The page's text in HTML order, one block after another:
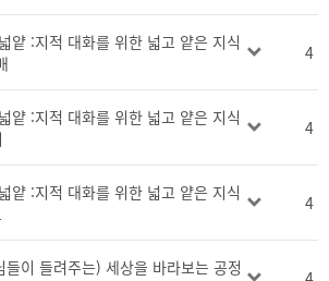
얕 :지적 대화를 위한 넓고 얕은 지식
4
얕 :지적 대화를 위한 넓고 얕은 지식
4
얕 :지적 대화를 위한 넓고 얕은 지식
4
들이 들려주는) 세상을 바라보는 공정